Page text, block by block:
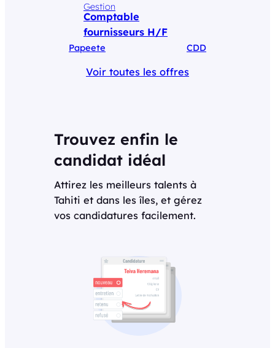
Gestion
Comptable
fournisseurs H/F
Papeete CDD
Voir toutes les offres
Trouvez enfin le
candidat idéal
Attirez les meilleurs talents à
Tahiti et dans les îles, et gérez
vos candidatures facilement.